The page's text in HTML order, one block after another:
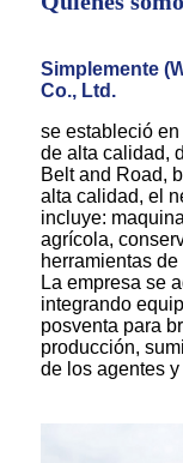
Simplemente
Co., Ltd.
se estableció
de alta calidad,
Belt and Road,
alta calidad, el
incluye:
agrícola,
herramientas
La empresa se
integrando
posventa para
producción,
de los agentes